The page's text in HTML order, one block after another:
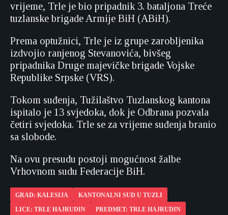
vrijeme, Trle je bio pripadnik 3. bataljona Treće
tuzlanske brigade Armije BiH (ABiH).
Prema optužnici, Trle je iz grupe zarobljenika
izdvojio ranjenog Stevanovića, bivšeg
pripadnika Druge majevičke brigade Vojske
Republike Srpske (VRS).
Tokom suđenja, Tužilaštvo Tuzlanskog kantona
ispitalo je 13 svjedoka, dok je Odbrana pozvala
četiri svjedoka. Trle se za vrijeme suđenja branio
sa slobode.
Na ovu presudu postoji mogućnost žalbe
Vrhovnom sudu Federacije BiH.
GRAD: KALESIJA
KANTONALNI SUD U TUZLI
LICE: TRLE HAJRUDIN
PREDMET: TRLE HAJRUDIN